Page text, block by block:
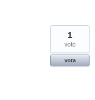
1
voto
vota